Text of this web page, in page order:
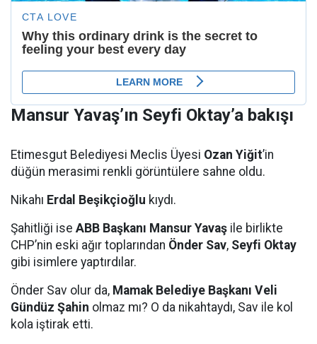
Mansur Yavaş’ın Seyfi Oktay’a bakışı
Etimesgut Belediyesi Meclis Üyesi Ozan Yiğit’in
düğün merasimi renkli görüntülere sahne oldu.
Nikahı Erdal Beşikçioğlu kıydı.
Şahitliği ise ABB Başkanı Mansur Yavaş ile birlikte
CHP’nin eski ağır toplarından Önder Sav, Seyfi Oktay
gibi isimlere yaptırdılar.
Önder Sav olur da, Mamak Belediye Başkanı Veli
Gündüz Şahin olmaz mı? O da nikahtaydı, Sav ile kol
kola iştirak etti.